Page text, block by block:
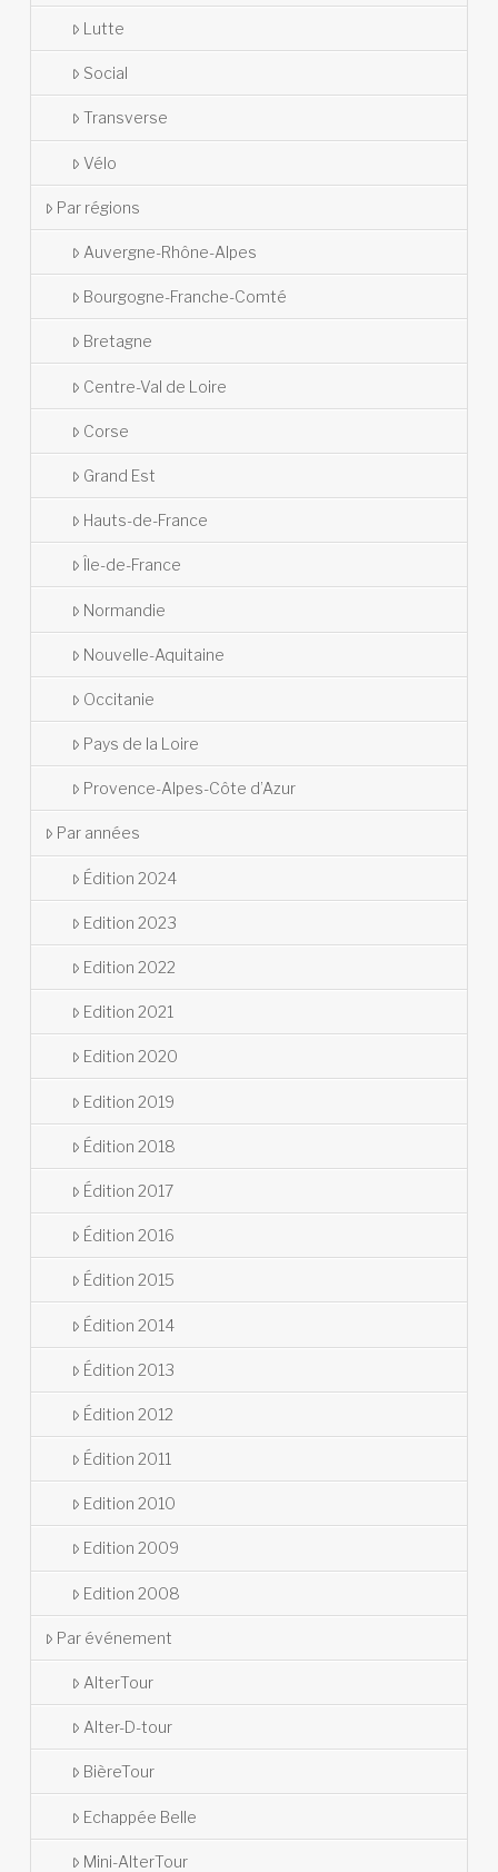
Lutte
Social
Transverse
Vélo
Par régions
Auvergne-Rhône-Alpes
Bourgogne-Franche-Comté
Bretagne
Centre-Val de Loire
Corse
Grand Est
Hauts-de-France
Île-de-France
Normandie
Nouvelle-Aquitaine
Occitanie
Pays de la Loire
Provence-Alpes-Côte d’Azur
Par années
Édition 2024
Edition 2023
Edition 2022
Edition 2021
Edition 2020
Edition 2019
Édition 2018
Édition 2017
Édition 2016
Édition 2015
Édition 2014
Édition 2013
Édition 2012
Édition 2011
Edition 2010
Edition 2009
Edition 2008
Par événement
AlterTour
Alter-D-tour
BièreTour
Echappée Belle
Mini-AlterTour